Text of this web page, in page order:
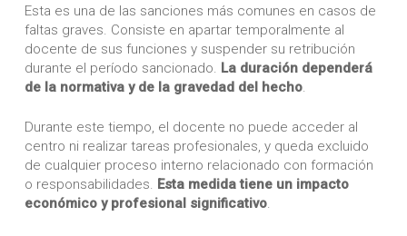
Esta es una de las sanciones más comunes en casos de
faltas graves. Consiste en apartar temporalmente al
docente de sus funciones y suspender su retribución
durante el período sancionado. La duración dependerá
de la normativa y de la gravedad del hecho.
Durante este tiempo, el docente no puede acceder al
centro ni realizar tareas profesionales, y queda excluido
de cualquier proceso interno relacionado con formación
o responsabilidades. Esta medida tiene un impacto
económico y profesional significativo.